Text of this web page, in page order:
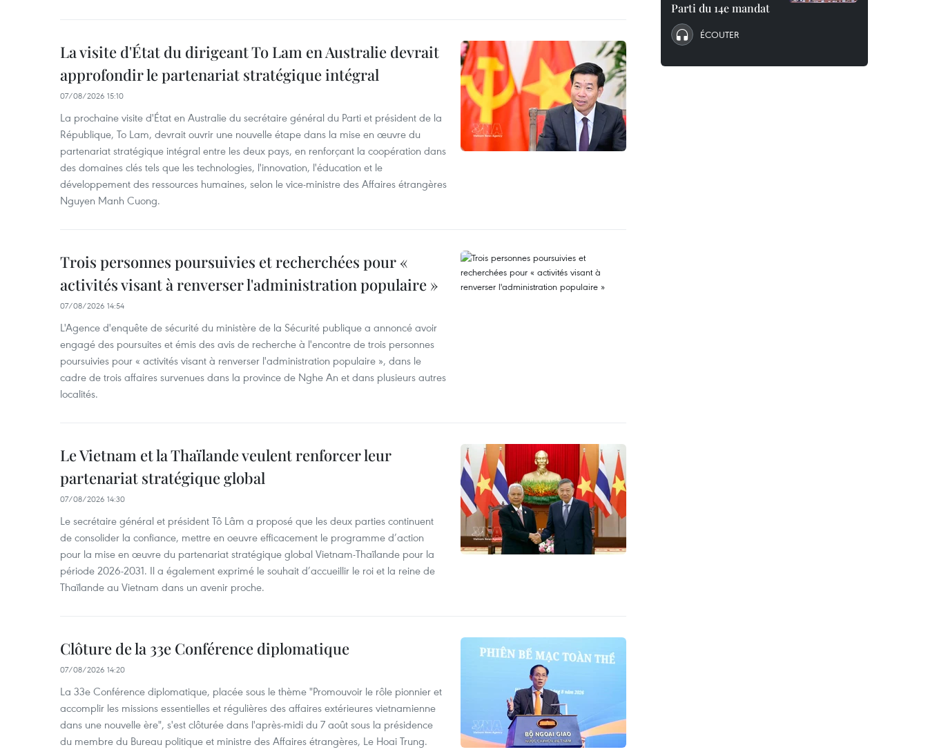
La visite d'État du dirigeant To Lam en Australie devrait
approfondir le partenariat stratégique intégral
07/08/2026 15:10
La prochaine visite d'État en Australie du secrétaire général du Parti et président de la
République, To Lam, devrait ouvrir une nouvelle étape dans la mise en œuvre du
partenariat stratégique intégral entre les deux pays, en renforçant la coopération dans
des domaines clés tels que les technologies, l'innovation, l'éducation et le
développement des ressources humaines, selon le vice-ministre des Affaires étrangères
Nguyen Manh Cuong.
Trois personnes poursuivies et recherchées pour «
activités visant à renverser l'administration populaire »
07/08/2026 14:54
L'Agence d'enquête de sécurité du ministère de la Sécurité publique a annoncé avoir
engagé des poursuites et émis des avis de recherche à l'encontre de trois personnes
poursuivies pour « activités visant à renverser l'administration populaire », dans le
cadre de trois affaires survenues dans la province de Nghe An et dans plusieurs autres
localités.
Le Vietnam et la Thaïlande veulent renforcer leur
partenariat stratégique global
07/08/2026 14:30
Le secrétaire général et président Tô Lâm a proposé que les deux parties continuent
de consolider la confiance, mettre en oeuvre efficacement le programme d’action
pour la mise en œuvre du partenariat stratégique global Vietnam-Thaïlande pour la
période 2026-2031. Il a également exprimé le souhait d’accueillir le roi et la reine de
Thaïlande au Vietnam dans un avenir proche.
Clôture de la 33e Conférence diplomatique
07/08/2026 14:20
La 33e Conférence diplomatique, placée sous le thème "Promouvoir le rôle pionnier et
accomplir les missions essentielles et régulières des affaires extérieures vietnamienne
dans une nouvelle ère", s'est clôturée dans l'après-midi du 7 août sous la présidence
du membre du Bureau politique et ministre des Affaires étrangères, Le Hoai Trung.
Parti du 14e mandat
ÉCOUTER